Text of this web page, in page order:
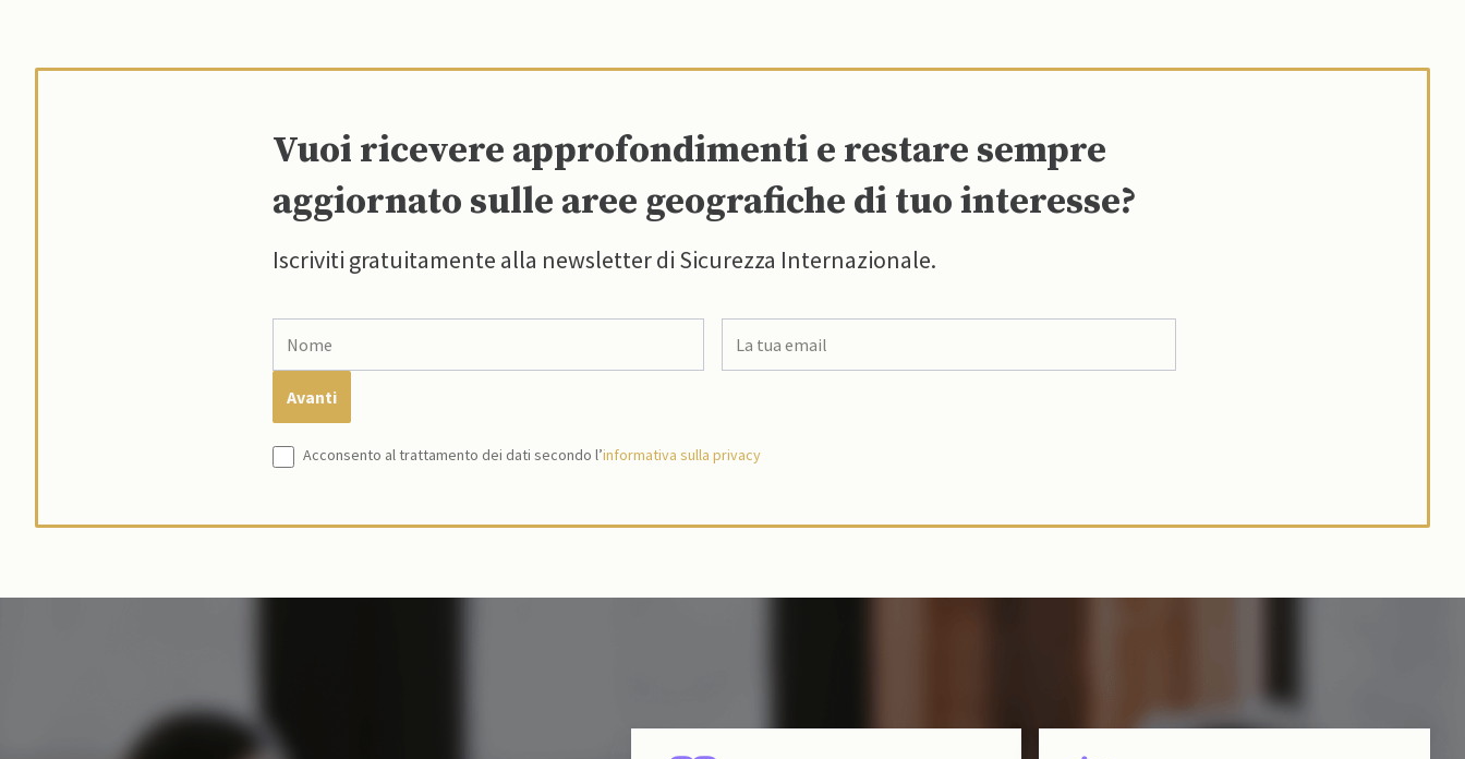
Vuoi ricevere approfondimenti e restare sempre
aggiornato sulle aree geografiche di tuo interesse?
Iscriviti gratuitamente alla newsletter di Sicurezza Internazionale.
Acconsento al trattamento dei dati secondo l’informativa sulla privacy